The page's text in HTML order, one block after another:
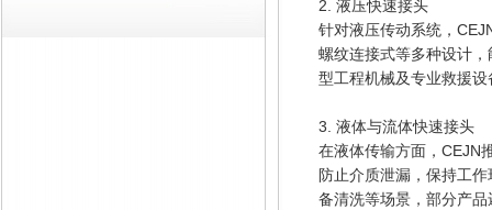
2. 液压快速接头
针对液压传动系统，
螺纹连接式等多种设计
型工程机械及专业救援
3. 液体与流体快速接头
在液体传输方面，CEJN
防止介质泄漏，保持工
备清洗等场景，部分产